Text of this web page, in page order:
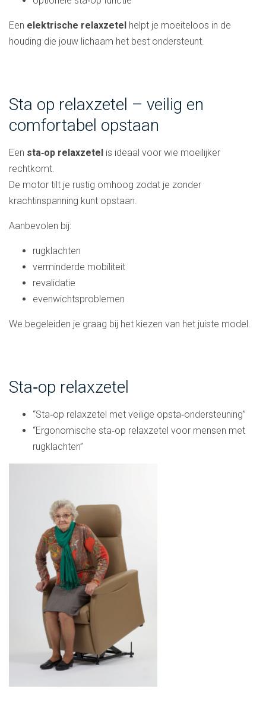
Een elektrische relaxzetel helpt je moeiteloos in de
houding die jouw lichaam het best ondersteunt.
Sta op relaxzetel – veilig en
comfortabel opstaan
Een sta‑op relaxzetel is ideaal voor wie moeilijker
rechtkomt.
De motor tilt je rustig omhoog zodat je zonder
krachtinspanning kunt opstaan.
Aanbevolen bij:
rugklachten
verminderde mobiliteit
revalidatie
evenwichtsproblemen
We begeleiden je graag bij het kiezen van het juiste model.
Sta‑op relaxzetel
“Sta‑op relaxzetel met veilige opsta‑ondersteuning”
“Ergonomische sta‑op relaxzetel voor mensen met
rugklachten”